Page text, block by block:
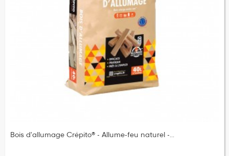
Bois d'allumage Crépito® - Allume-feu naturel -...